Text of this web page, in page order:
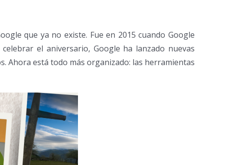
que ya no existe. Fue en 2015 cuando Google
el aniversario, Google ha lanzado nuevas
Ahora está todo más organizado: las herramientas